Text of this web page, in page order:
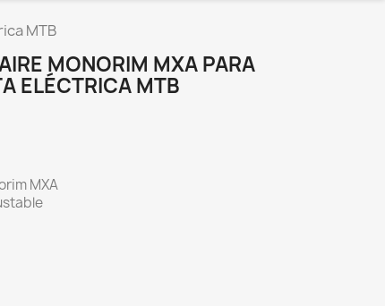
MTB
MONORIM MXA PARA
ELÉCTRICA MTB
MXA